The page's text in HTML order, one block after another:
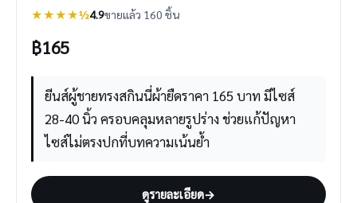
★★★★½4.9ขายแล้ว 160 ชิ้น
฿165
ยีนส์ผู้ชายทรงสกินนี่ผ้ายืดราคา 165 บาท มีไซส์
28-40 นิ้ว ครอบคลุมหลายรูปร่าง ช่วยแก้ปัญหา
ไซส์ไม่ตรงปกที่บทความเน้นย้ำ
ดูรายละเอียด→